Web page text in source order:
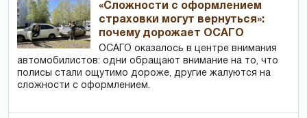
«Сложности с оформлением
страховки могут вернуться»:
почему дорожает ОСАГО
ОСАГО оказалось в центре внимания
автомобилистов: одни обращают внимание на то, что
полисы стали ощутимо дороже, другие жалуются на
сложности с оформлением.